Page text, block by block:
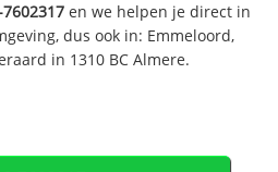
en we helpen je direct in
dus ook in: Emmeloord,
in 1310 BC Almere.